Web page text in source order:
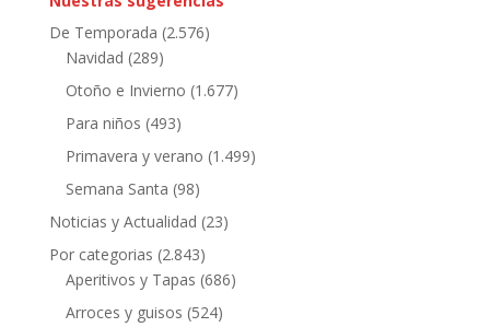
De Temporada (2.576)
Navidad (289)
Otoño e Invierno (1.677)
Para niños (493)
Primavera y verano (1.499)
Semana Santa (98)
Noticias y Actualidad (23)
Por categorias (2.843)
Aperitivos y Tapas (686)
Arroces y guisos (524)